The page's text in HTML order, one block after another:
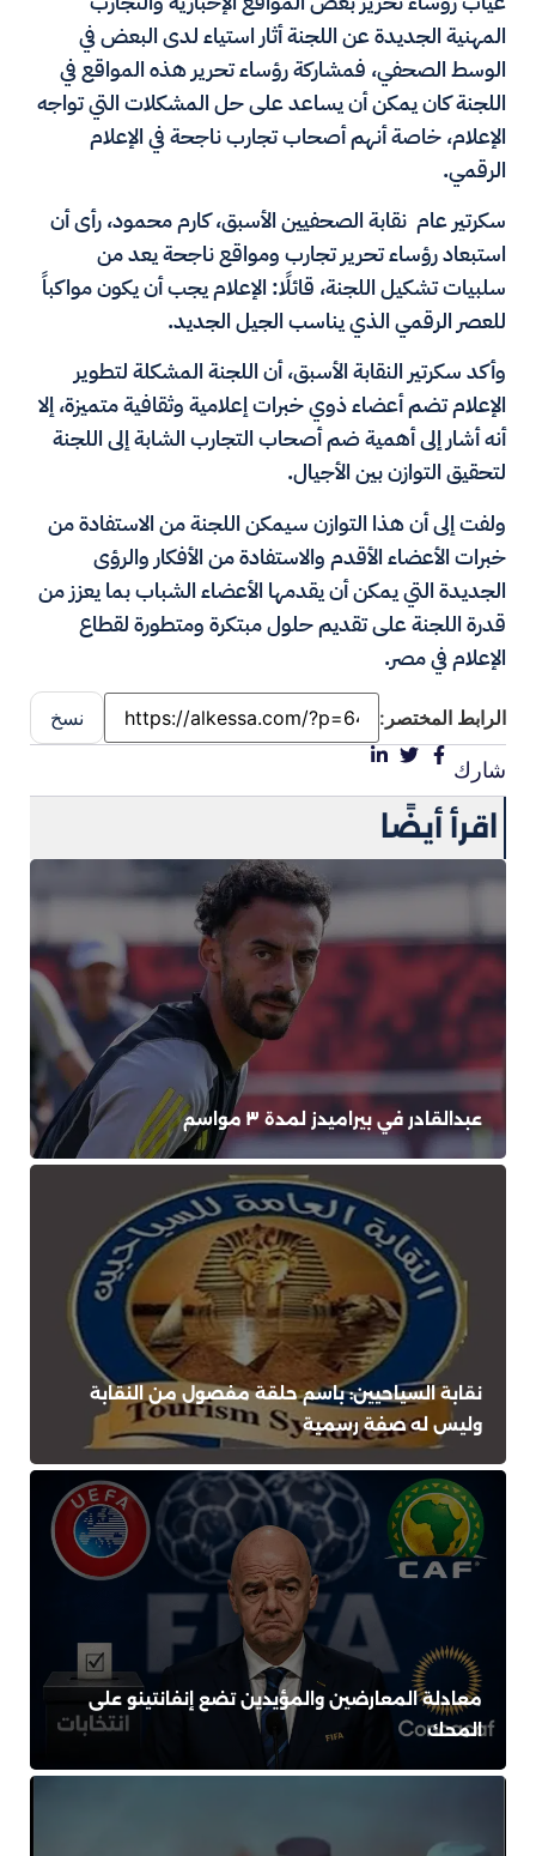
المهنية الجديدة عن اللجنة أثار استياء لدى البعض في
الوسط الصحفي، فمشاركة رؤساء تحرير هذه المواقع في
اللجنة كان يمكن أن يساعد على حل المشكلات التي تواجه
الإعلام، خاصة أنهم أصحاب تجارب ناجحة في الإعلام
الرقمي.
سكرتير عام نقابة الصحفيين الأسبق، كارم محمود، رأى أن
استبعاد رؤساء تحرير تجارب ومواقع ناجحة يعد من
سلبيات تشكيل اللجنة، قائلًا: الإعلام يجب أن يكون مواكباً
للعصر الرقمي الذي يناسب الجيل الجديد.
وأكد سكرتير النقابة الأسبق، أن اللجنة المشكلة لتطوير
الإعلام تضم أعضاء ذوي خبرات إعلامية وثقافية متميزة، إلا
أنه أشار إلى أهمية ضم أصحاب التجارب الشابة إلى اللجنة
لتحقيق التوازن بين الأجيال.
ولفت إلى أن هذا التوازن سيمكن اللجنة من الاستفادة من
خبرات الأعضاء الأقدم والاستفادة من الأفكار والرؤى
الجديدة التي يمكن أن يقدمها الأعضاء الشباب بما يعزز من
قدرة اللجنة على تقديم حلول مبتكرة ومتطورة لقطاع
الإعلام في مصر.
الرابط المختصر: نسخ
شارك
اقرأ أيضًا
عبدالقادر في بيراميدز لمدة ٣ مواسم
نقابة السياحيين: باسم حلقة مفصول من النقابة
وليس له صفة رسمية
معادلة المعارضين والمؤيدين تضع إنفانتينو على
المحك